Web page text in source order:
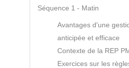
Séquence 1 - Matin
Avantages d'une
anticipée et efficace
Contexte de la REP
Exercices sur les